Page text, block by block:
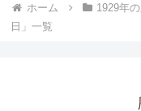
ホーム 1929年
日」一覧